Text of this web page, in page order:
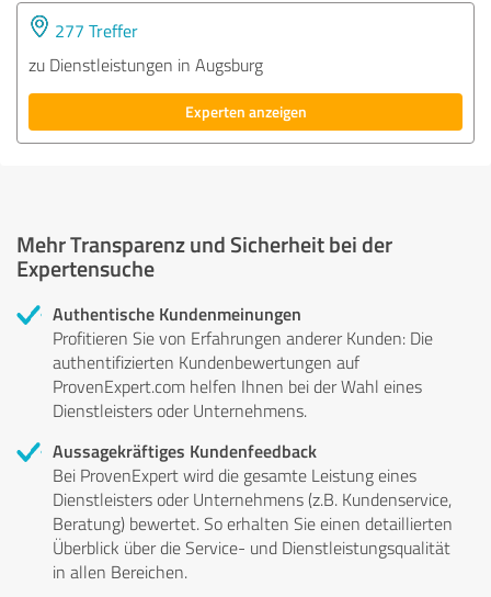
277 Treffer
zu Dienstleistungen in Augsburg
Experten anzeigen
Mehr Transparenz und Sicherheit bei der
Expertensuche
Authentische Kundenmeinungen
Profitieren Sie von Erfahrungen anderer Kunden: Die
authentifizierten Kundenbewertungen auf
ProvenExpert.com helfen Ihnen bei der Wahl eines
Dienstleisters oder Unternehmens.
Aussagekräftiges Kundenfeedback
Bei ProvenExpert wird die gesamte Leistung eines
Dienstleisters oder Unternehmens (z.B. Kundenservice,
Beratung) bewertet. So erhalten Sie einen detaillierten
Überblick über die Service- und Dienstleistungsqualität
in allen Bereichen.